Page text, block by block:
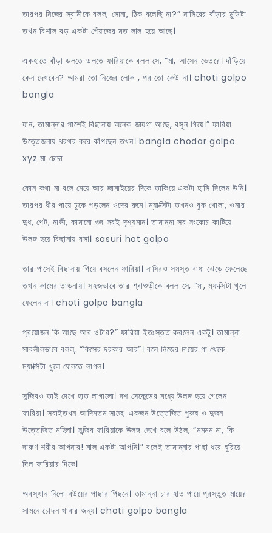
তারপর নিজের স্বামীকে বলল, সোনা, ঠিক বলেছি না?” নাসিরের বাঁড়ার মুন্ডিটা
তখন বিশাল বড় একটা পেঁয়াজের মত লাল হয়ে আছে।
একহাতে বাঁড়া ডলতে ডলতে ফারিয়াকে বলল সে, “মা, আসেন ভেতরে। দাঁড়িয়ে
কেন দেখবেন? আমরা তো নিজের লোক , পর তো কেউ না। choti golpo
bangla
যান, তামান্নার পাশেই বিছানায় অনেক জায়গা আছে, বসুন গিয়ে।” ফারিয়া
উত্তেজনায় থরথর করে কাঁপছেন তখন। bangla chodar golpo
xyz মা চোদা
কোন কথা না বলে মেয়ে আর জামাইয়ের দিকে তাকিয়ে একটা হাসি দিলেন উনি।
তারপর ধীর পায়ে ঢুকে পড়লেন ওদের রুমে। ম্যাক্সিটা তখনও বুক খোলা, ওনার
দুধ, পেট, নাভী, কামানো গুদ সবই দৃশ্যমান। তামান্না সব সংকোচ কাটিয়ে
উলঙ্গ হয়ে বিছানায় বসা। sasuri hot golpo
তার পাসেই বিছানায় গিয়ে বসলেন ফারিয়া। নাসিরও সমস্ত বাধা ঝেড়ে ফেলেছে
তখন কামের তাড়নায়। সহজভাবে তার শ্বাশুড়ীকে বলল সে, “মা, ম্যাক্সিটা খুলে
ফেলেন না। choti golpo bangla
প্রয়োজন কি আছে আর ওটার?” ফারিয়া ইতঃস্তত করলেন একটু। তামান্না
সাবলীলভাবে বলল, “কিসের দরকার আর”। বলে নিজের মায়ের গা থেকে
ম্যাক্সিটা খুলে ফেলতে লাগল।
সন্জিবও তাই দেখে হাত লাগালো। দশ সেকেন্ডের মধ্যে উলঙ্গ হয়ে গেলেন
ফারিয়া। সবাইতখন আদিমতম সাজে; একজন উত্তেজিত পুরুষ ও দুজন
উত্তেজিত মহিলা। সন্জিব ফারিয়াকে উলঙ্গ দেখে বলে উঠল, “মমমম মা, কি
দারুণ শরীর আপনার! মাল একটা আপনি।” বলেই তামান্নার পাছা ধরে ঘুরিয়ে
দিল ফারিয়ার দিকে।
অবস্থান নিলো বউয়ের পাছার পিছনে। তামান্না চার হাত পায়ে প্রস্তুত মায়ের
সামনে চোদন খাবার জন্য। choti golpo bangla